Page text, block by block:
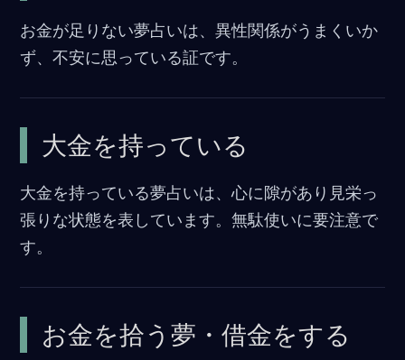
お金が足りない夢占いは、異性関係がうまくいか
ず、不安に思っている証です。
大金を持っている
大金を持っている夢占いは、心に隙があり見栄っ
張りな状態を表しています。無駄使いに要注意で
す。
お金を拾う夢・借金をする